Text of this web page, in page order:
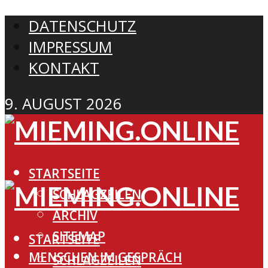
DATENSCHUTZ
IMPRESSUM
KONTAKT
9. AUGUST 2026
STARTSEITE
SCHLAGZEILEN
ARCHIV
SITEMAP
MENSCHEN IM GESPRÄCH
STARTSEITE
SCHLAGZEILEN